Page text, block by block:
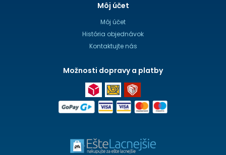
Môj účet
Môj účet
História objednávok
Kontaktujte nás
Možnosti dopravy a platby